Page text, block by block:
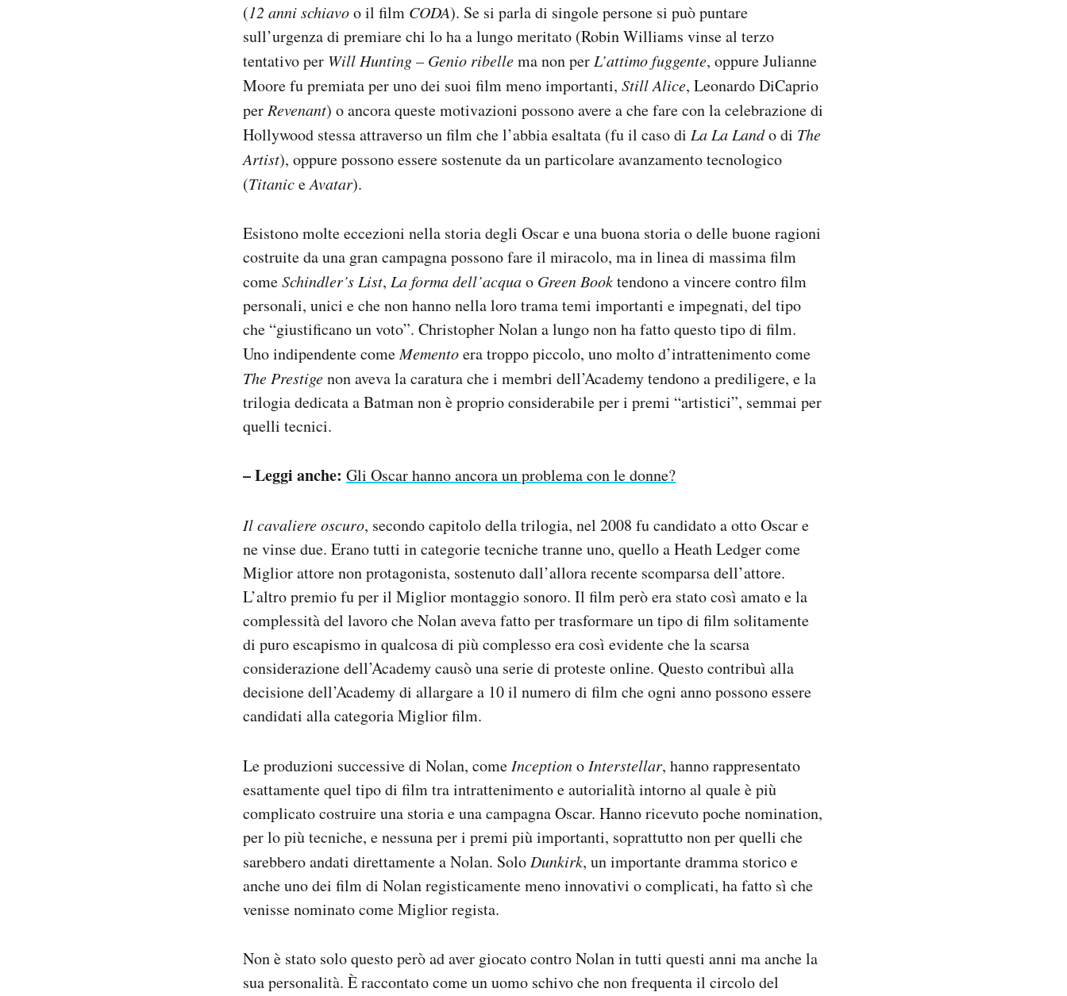
(12 anni schiavoo il film CODA). Se si parla di singole persone si può puntare
sull’urgenza di premiare chi lo ha a lungo meritato (Robin Williams vinse al terzo
tentativo per Will Hunting – Genio ribellema non perL’attimo fuggente, oppure Julianne
Moore fu premiata per uno dei suoi film meno importanti, Still Alice, Leonardo DiCaprio
perRevenant) o ancora queste motivazioni possono avere a che fare con la celebrazione di
Hollywood stessa attraverso un film che l’abbia esaltata (fu il caso di La La Lando di The
Artist), oppure possono essere sostenute da un particolare avanzamento tecnologico
(TitaniceAvatar).
Esistono molte eccezioni nella storia degli Oscar e una buona storia o delle buone ragioni
costruite da una gran campagna possono fare il miracolo, ma in linea di massima film
comeSchindler’s List, La forma dell’acquao Green Booktendono a vincere contro film
personali, unici e che non hanno nella loro trama temi importanti e impegnati, del tipo
che “giustificano un voto”. Christopher Nolan a lungo non ha fatto questo tipo di film.
Uno indipendente comeMementoera troppo piccolo, uno molto d’intrattenimento come
The Prestigenon aveva la caratura che i membri dell’Academy tendono a prediligere, e la
trilogia dedicata a Batman non è proprio considerabile per i premi “artistici”, semmai per
quelli tecnici.
– Leggi anche: Gli Oscar hanno ancora un problema con le donne?
Il cavaliere oscuro, secondo capitolo della trilogia, nel 2008 fu candidato a otto Oscar e
ne vinse due. Erano tutti in categorie tecniche tranne uno, quello a Heath Ledger come
Miglior attore non protagonista, sostenuto dall’allora recente scomparsa dell’attore.
L’altro premio fu per il Miglior montaggio sonoro. Il film però era stato così amato e la
complessità del lavoro che Nolan aveva fatto per trasformare un tipo di film solitamente
di puro escapismo in qualcosa di più complesso era così evidente che la scarsa
considerazione dell’Academy causò una serie di proteste online. Questo contribuì alla
decisione dell’Academy di allargare a 10 il numero di film che ogni anno possono essere
candidati alla categoria Miglior film.
Le produzioni successive di Nolan, comeInceptionoInterstellar, hanno rappresentato
esattamente quel tipo di film tra intrattenimento e autorialità intorno al quale è più
complicato costruire una storia e una campagna Oscar. Hanno ricevuto poche nomination,
per lo più tecniche, e nessuna per i premi più importanti, soprattutto non per quelli che
sarebbero andati direttamente a Nolan. SoloDunkirk, un importante dramma storico e
anche uno dei film di Nolan registicamente meno innovativi o complicati, ha fatto sì che
venisse nominato come Miglior regista.
Non è stato solo questo però ad aver giocato contro Nolan in tutti questi anni ma anche la
sua personalità. È raccontato come un uomo schivo che non frequenta il circolo del